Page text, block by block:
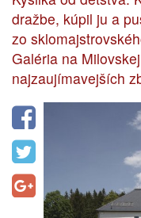
dražbe, kúpil ju a
zo
Galéria na
najzaujímavejších